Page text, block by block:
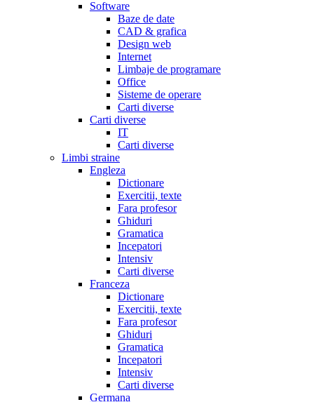
Software
Baze de date
CAD & grafica
Design web
Internet
Limbaje de programare
Office
Sisteme de operare
Carti diverse
Carti diverse
IT
Carti diverse
Limbi straine
Engleza
Dictionare
Exercitii, texte
Fara profesor
Ghiduri
Gramatica
Incepatori
Intensiv
Carti diverse
Franceza
Dictionare
Exercitii, texte
Fara profesor
Ghiduri
Gramatica
Incepatori
Intensiv
Carti diverse
Germana